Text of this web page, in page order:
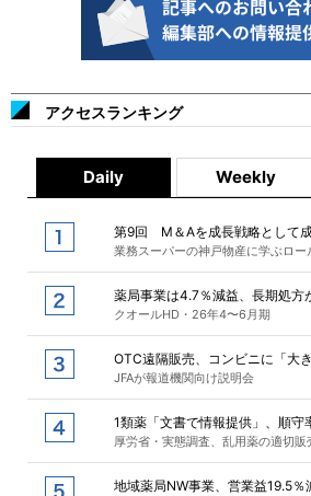
アクセスランキング
Daily Weekly
第9回 M＆Aを成長戦略として
業務スーパーの神戸物産に学ぶロー
薬局事業は4.7％減益、長期処方
クオールHD・26年4〜6月期
OTC遠隔販売、コンビニに「大き
JFAが報道機関向け説明会
1類薬「文書で情報提供」、順守
厚労省・実態調査、乱用薬の適切販
地域薬局NW事業、営業益19.5％